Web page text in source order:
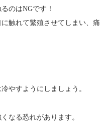
のはNGです！
触れて繁殖させてしまい、痛
やすようにしましょう。
なる恐れがあります。